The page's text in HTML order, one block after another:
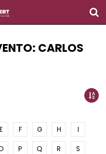
CARLOS
E F G H
I
P Q R
S